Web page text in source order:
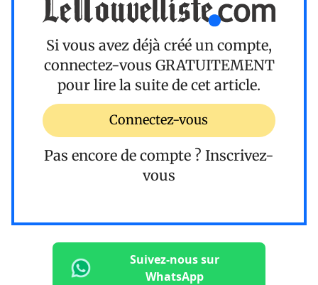
Si vous avez déjà créé un compte,
connectez-vous GRATUITEMENT
pour lire la suite de cet article.
Connectez-vous
Pas encore de compte ? Inscrivez-
vous
Suivez-nous sur
WhatsApp